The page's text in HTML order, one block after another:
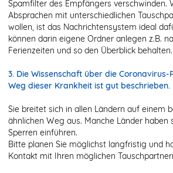
Spamfilter des Empfängers verschwinden.
Absprachen mit unterschiedlichen
wollen, ist das Nachrichtensystem ideal
können darin eigene Ordner anlegen z.B.
Ferienzeiten und so den Überblick behalten.
3. Die Wissenschaft über die
Weg dieser Krankheit ist gut beschrieben.
Sie breitet sich in allen Ländern auf einem
ähnlichen Weg aus. Manche Länder haben
Sperren einführen.
Bitte planen Sie möglichst langfristig und
Kontakt mit Ihren möglichen